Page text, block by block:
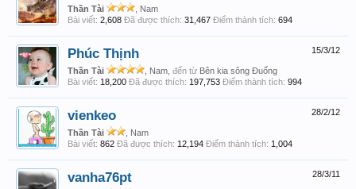
Thần Tài
, Nam
Bài viết: 2,608 Đã được thích: 31,467 Điểm thành tích: 694
15/3/12
Phúc Thịnh
Thần Tài , Nam, đến từ Bên kia sông Đuống
Bài viết: 18,200 Đã được thích: 197,753 Điểm thành tích: 994
28/2/12
vienkeo
Thần Tài
, Nam
Bài viết: 862 Đã được thích: 12,194 Điểm thành tích: 1,004
28/3/11
vanha76pt